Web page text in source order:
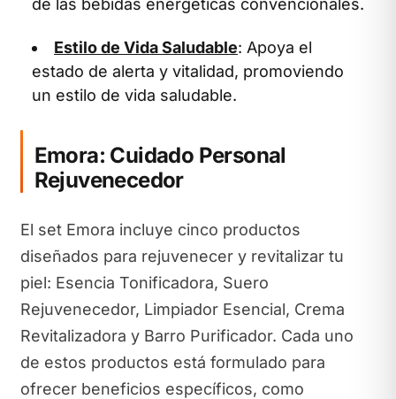
Estilo de Vida Saludable: Apoya el
estado de alerta y vitalidad, promoviendo
un estilo de vida saludable.
Emora: Cuidado Personal
Rejuvenecedor
El set Emora incluye cinco productos
diseñados para rejuvenecer y revitalizar tu
piel: Esencia Tonificadora, Suero
Rejuvenecedor, Limpiador Esencial, Crema
Revitalizadora y Barro Purificador. Cada uno
de estos productos está formulado para
ofrecer beneficios específicos, como